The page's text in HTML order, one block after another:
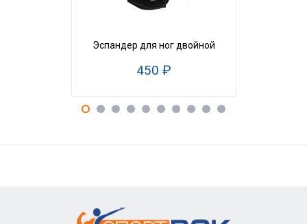
Эспандер для ног двойной
450 ₽